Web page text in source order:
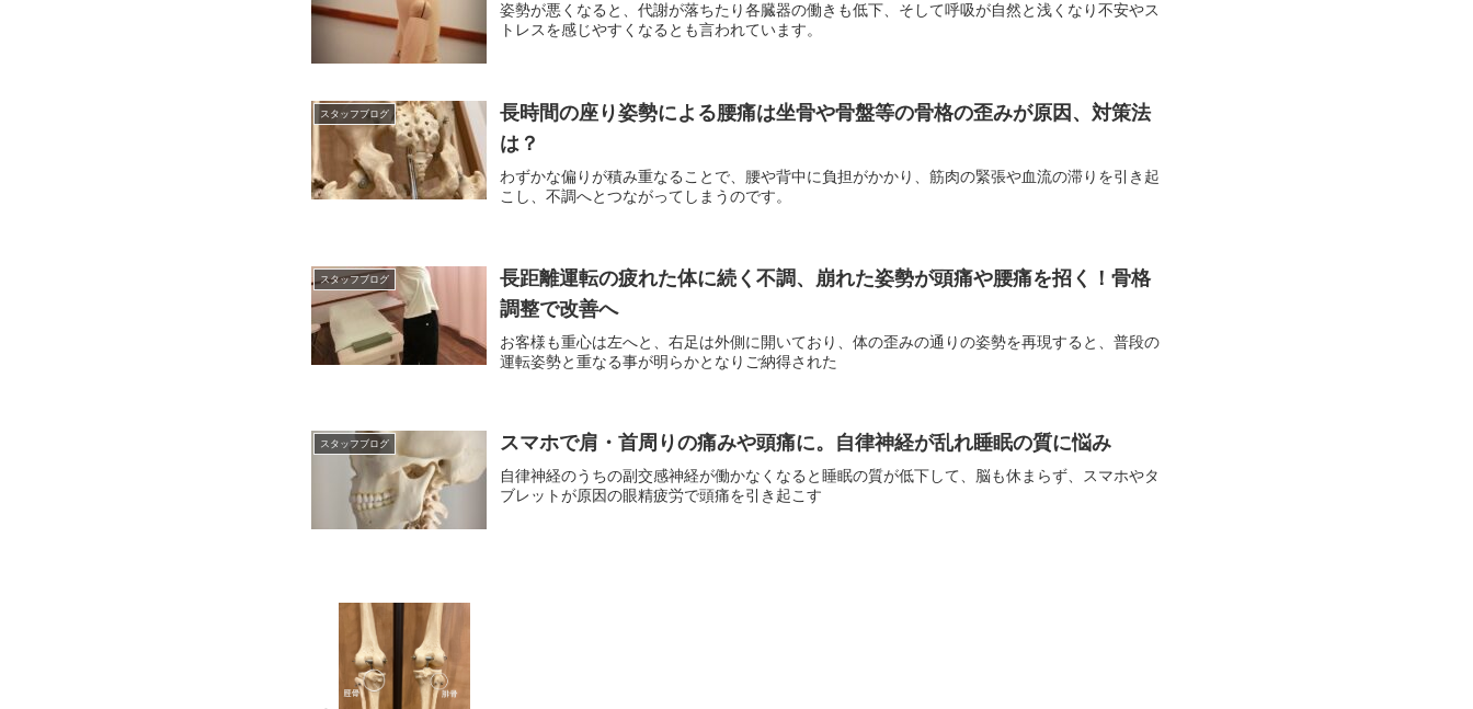
姿勢が悪くなると、代謝が落ちたり各臓器の働きも低下、そして呼吸が自然と浅くなり不安やス
トレスを感じやすくなるとも言われています。
スタッフブログ
長時間の座り姿勢による腰痛は坐骨や骨盤等の骨格の歪みが原因、対策法
は？
わずかな偏りが積み重なることで、腰や背中に負担がかかり、筋肉の緊張や血流の滞りを引き起
こし、不調へとつながってしまうのです。
スタッフブログ
長距離運転の疲れた体に続く不調、崩れた姿勢が頭痛や腰痛を招く！骨格
調整で改善へ
お客様も重心は左へと、右足は外側に開いており、体の歪みの通りの姿勢を再現すると、普段の
運転姿勢と重なる事が明らかとなりご納得された
スタッフブログ スマホで肩・首周りの痛みや頭痛に。自律神経が乱れ睡眠の質に悩み
自律神経のうちの副交感神経が働かなくなると睡眠の質が低下して、脳も休まらず、スマホやタ
ブレットが原因の眼精疲労で頭痛を引き起こす